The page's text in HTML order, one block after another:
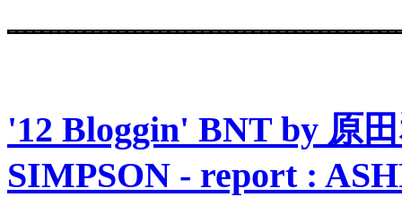
'12 Bloggin' BNT by 原
SIMPSON - report :